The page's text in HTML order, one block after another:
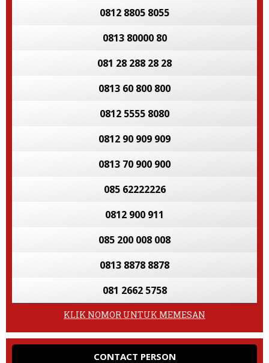
0812 8805 8055
0813 80000 80
081 28 288 28 28
0813 60 800 800
0812 5555 8080
0812 90 909 909
0813 70 900 900
085 62222226
0812 900 911
085 200 008 008
0813 8878 8878
081 2662 5758
KLIK NOMOR UNTUK MEMESAN
CONTACT PERSON